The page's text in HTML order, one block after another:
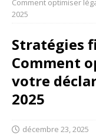
Comment optimiser
2025
Stratégies
Comment
votre
2025
décembre 23, 2025